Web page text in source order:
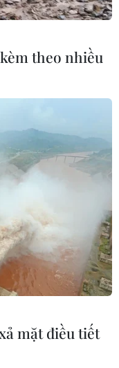
đang có xu
tại Mỹ đang có xu
là 3,48 USD/gallon,
bình 3,36
theo nhiều
mặt điều tiết